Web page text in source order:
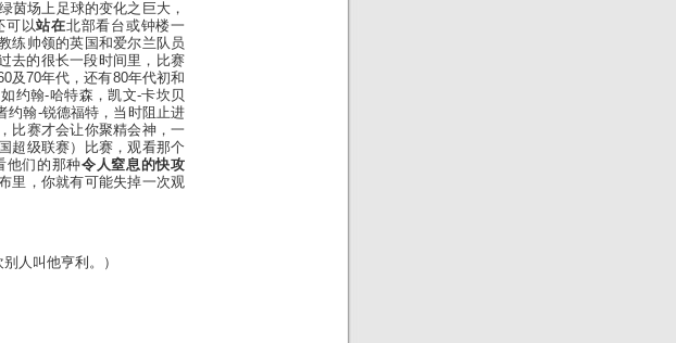
茵场上足球的变化之巨大，
可以站在北部看台或钟楼一
练帅领的英国和爱尔兰队员
去的很长一段时间里，比赛
及70年代，还有80年代初和
约翰-哈特森，凯文-卡坎贝
约翰-锐德福特，当时阻止进
比赛才会让你聚精会神，一
超级联赛）比赛，观看那个
他们的那种令人窒息的快攻
里，你就有可能失掉一次观
人叫他亨利。）